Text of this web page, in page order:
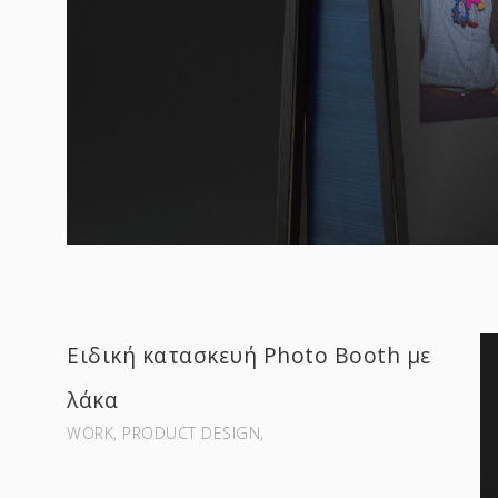
Ειδική κατασκευή Photo Booth με
λάκα
WORK‚ PRODUCT DESIGN‚